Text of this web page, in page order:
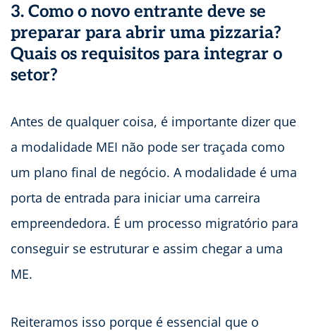
3. Como o novo entrante deve se
preparar para abrir uma pizzaria?
Quais os requisitos para integrar o
setor?
Antes de qualquer coisa, é importante dizer que
a modalidade MEI não pode ser traçada como
um plano final de negócio. A modalidade é uma
porta de entrada para iniciar uma carreira
empreendedora. É um processo migratório para
conseguir se estruturar e assim chegar a uma
ME.
Reiteramos isso porque é essencial que o